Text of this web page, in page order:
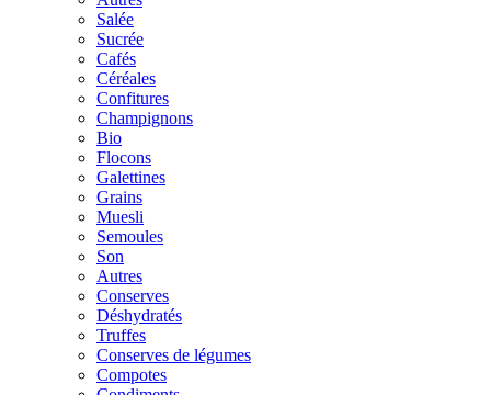
Salée
Sucrée
Cafés
Céréales
Confitures
Champignons
Bio
Flocons
Galettines
Grains
Muesli
Semoules
Son
Autres
Conserves
Déshydratés
Truffes
Conserves de légumes
Compotes